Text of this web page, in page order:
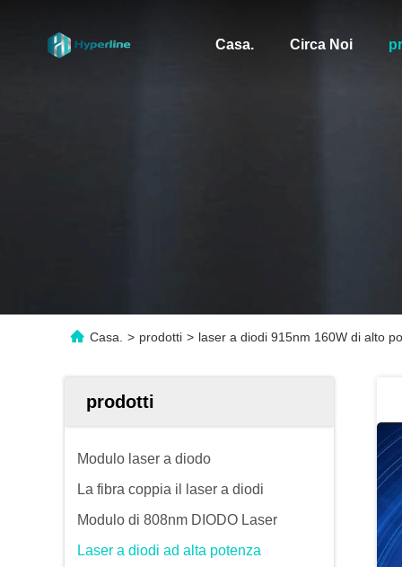
Casa. Circa Noi
Casa. > prodotti > laser a diodi 915nm 160W di alto
prodotti
Modulo laser a diodo
La fibra coppia il laser a diodi
Modulo di 808nm DIODO Laser
Laser a diodi ad alta potenza